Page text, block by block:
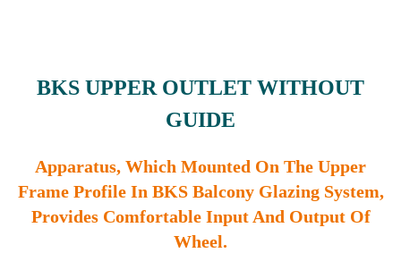
BKS UPPER OUTLET WITHOUT
GUIDE
Apparatus, Which Mounted On The Upper
Frame Profile In BKS Balcony Glazing System,
Provides Comfortable Input And Output Of
Wheel.